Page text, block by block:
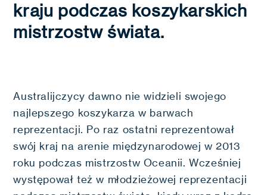
kraju podczas koszykarskich
mistrzostw świata.
Australijczycy dawno nie widzieli swojego
najlepszego koszykarza w barwach
reprezentacji. Po raz ostatni reprezentował
swój kraj na arenie międzynarodowej w 2013
roku podczas mistrzostw Oceanii. Wcześniej
występował też w młodzieżowej reprezentacji